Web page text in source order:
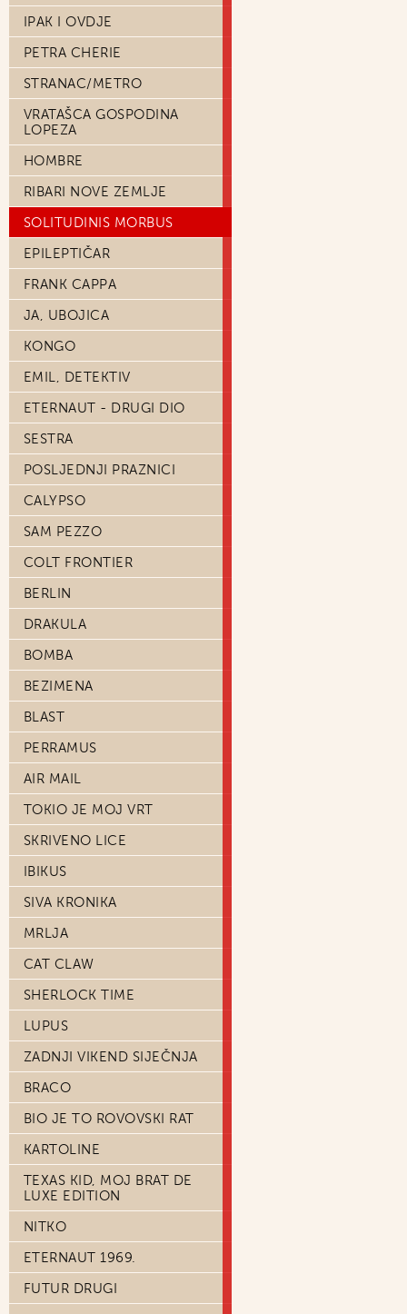
IPAK I OVDJE
PETRA CHERIE
STRANAC/METRO
VRATAŠCA GOSPODINA
LOPEZA
HOMBRE
RIBARI NOVE ZEMLJE
SOLITUDINIS MORBUS
EPILEPTIČAR
FRANK CAPPA
JA, UBOJICA
KONGO
EMIL, DETEKTIV
ETERNAUT - DRUGI DIO
SESTRA
POSLJEDNJI PRAZNICI
CALYPSO
SAM PEZZO
COLT FRONTIER
BERLIN
DRAKULA
BOMBA
BEZIMENA
BLAST
PERRAMUS
AIR MAIL
TOKIO JE MOJ VRT
SKRIVENO LICE
IBIKUS
SIVA KRONIKA
MRLJA
CAT CLAW
SHERLOCK TIME
LUPUS
ZADNJI VIKEND SIJEČNJA
BRACO
BIO JE TO ROVOVSKI RAT
KARTOLINE
TEXAS KID, MOJ BRAT DE
LUXE EDITION
NITKO
ETERNAUT 1969.
FUTUR DRUGI